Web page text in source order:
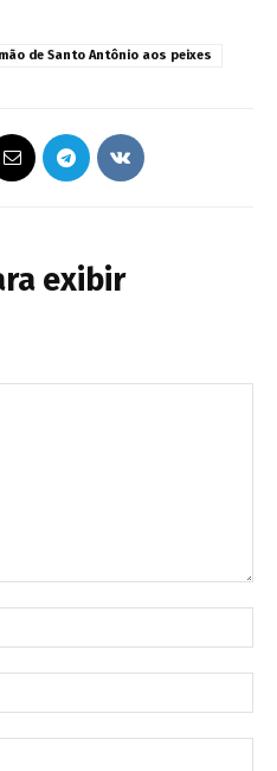
de Santo Antônio aos peixes
exibir